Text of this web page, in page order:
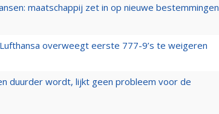
maatschappij zet in op nieuwe bestemmingen
overweegt eerste 777-9’s te weigeren
duurder wordt, lijkt geen probleem voor de